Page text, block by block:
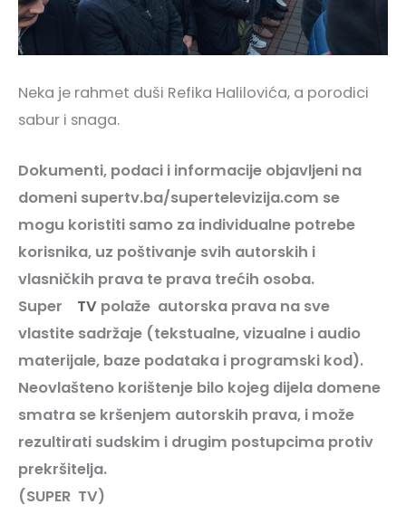
Neka je rahmet duši Refika Halilovića, a porodici
sabur i snaga.
Dokumenti, podaci i informacije objavljeni na
domeni supertv.ba/supertelevizija.com se
mogu koristiti samo za individualne potrebe
korisnika, uz poštivanje svih autorskih i
vlasničkih prava te prava trećih osoba.
Super
TV polaže autorska prava na sve
vlastite sadržaje (tekstualne, vizualne i audio
materijale, baze podataka i programski kod).
Neovlašteno korištenje bilo kojeg dijela domene
smatra se kršenjem autorskih prava, i može
rezultirati sudskim i drugim postupcima protiv
prekršitelja.
(SUPER TV)